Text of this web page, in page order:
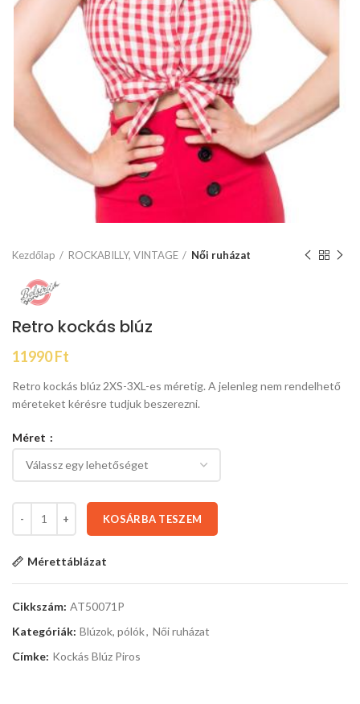
Kezdőlap ROCKABILLY, VINTAGE Női ruházat
Retro kockás blúz
11990Ft
Retro kockás blúz 2XS-3XL-es méretig. A jelenleg nem rendelhető
méreteket kérésre tudjuk beszerezni.
Méret
KOSÁRBA TESZEM
Mérettáblázat
Cikkszám: AT50071P
Kategóriák: Blúzok, pólók, Női ruházat
Címke: Kockás Blúz Piros